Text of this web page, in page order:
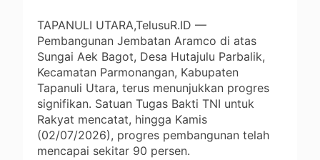
TAPANULI UTARA,TelusuR.ID —
Pembangunan Jembatan Aramco di atas
Sungai Aek Bagot, Desa Hutajulu Parbalik,
Kecamatan Parmonangan, Kabupaten
Tapanuli Utara, terus menunjukkan progres
signifikan. Satuan Tugas Bakti TNI untuk
Rakyat mencatat, hingga Kamis
(02/07/2026), progres pembangunan telah
mencapai sekitar 90 persen.